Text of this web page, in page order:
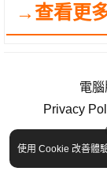
使用 Cookie 改善體
→查看更
電腦
Privacy